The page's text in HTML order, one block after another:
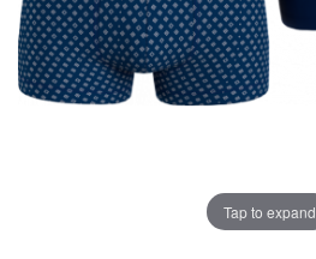
Tap to expand